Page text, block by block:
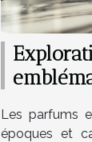
Les parfums
époques et